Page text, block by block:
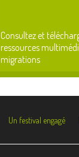
Consultez et
ressources
migrations
Un festival engagé